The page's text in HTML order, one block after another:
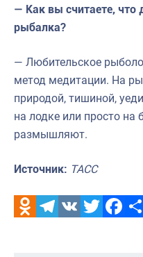
— Как вы считаете, что
рыбалка?
— Любительское
метод медитации. На
природой, тишиной,
на лодке или просто на
размышляют.
Источник: ТАСС